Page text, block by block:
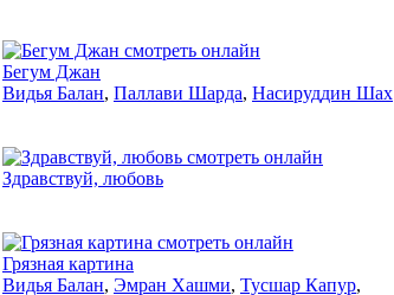
Бегум Джан
Видья Балан, Паллави Шарда, Насируддин Шах
Здравствуй, любовь
Грязная картина
Видья Балан, Эмран Хашми, Тусшар Капур,